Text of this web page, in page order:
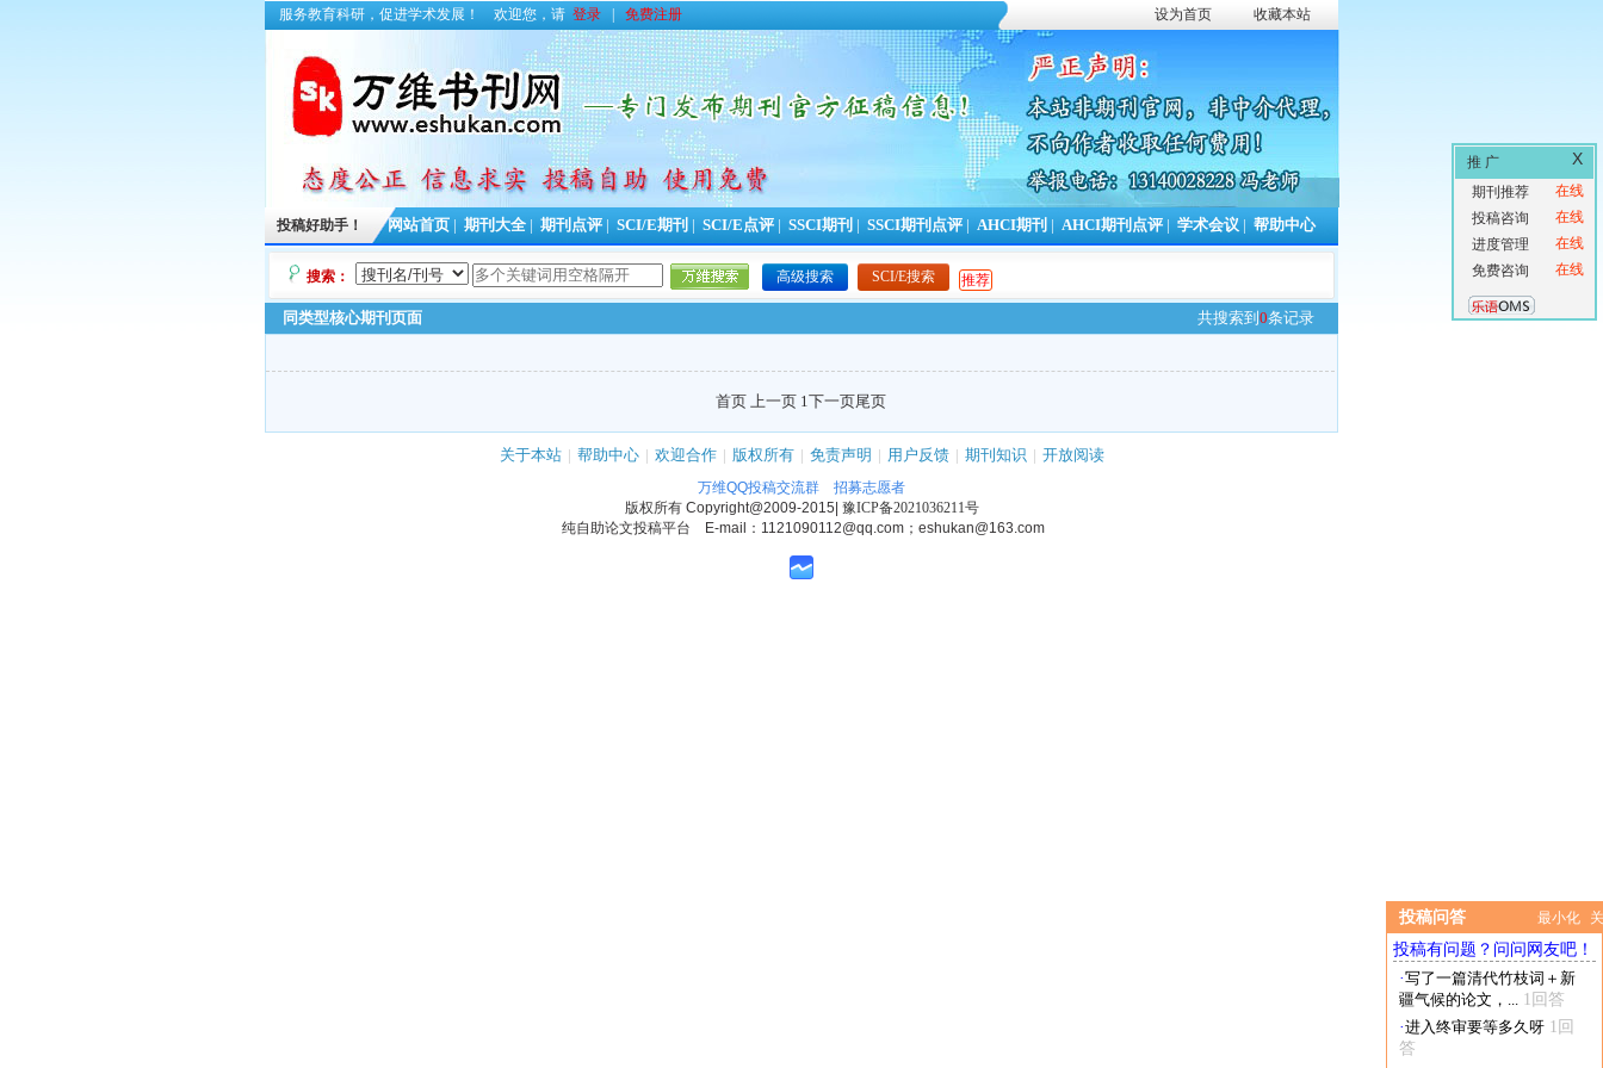
服务教育科研，促进学术发展！ 欢迎您，请 登录 免费注册 设为首页 收藏本站
投稿好助手！ 网站首页 期刊大全 期刊点评 SCI/E期刊 SCI/E点评 SSCI期刊 SSCI期刊点评 AHCI期刊 AHCI期刊点评 学术会议 帮助中心
搜索： 高级搜索 SCI/E搜索 推荐
投稿问答 最小化
投稿有问题？问问网友吧！
·写了一篇清代竹枝词＋新
疆气候的论文，... 1回答
·进入终审要等多久呀 1回
答
同类型核心期刊页面 共搜索到 0条记录
首页 上一页 1下一页尾页
关于本站 | 帮助中心 | 欢迎合作 | 版权所有 | 免责声明 | 用户反馈 | 期刊知识 | 开放阅读
万维QQ投稿交流群
招募志愿者
版权所有 Copyright@2009-2015 豫ICP备2021036211号
纯自助论文投稿平台 E-mail：1121090112@qq.com；eshukan@163.com
X
推 广
在线
期刊推荐
在线
投稿咨询
在线
进度管理
在线
免费咨询